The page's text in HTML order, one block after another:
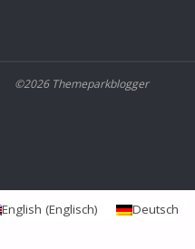
©2026 Themeparkblogger
English (Englisch) Deutsch